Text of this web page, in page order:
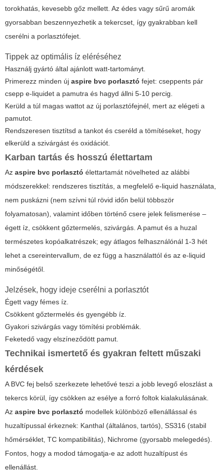
torokhatás, kevesebb gőz mellett. Az édes vagy sűrű aromák
gyorsabban beszennyezhetik a tekercset, így gyakrabban kell
cserélni a porlasztófejet.
Tippek az optimális íz eléréséhez
Használj gyártó által ajánlott watt-tartományt.
Primerezz minden új aspire bvc porlasztó fejet: cseppents pár
csepp e-liquidet a pamutra és hagyd állni 5-10 percig.
Kerüld a túl magas wattot az új porlasztófejnél, mert az elégeti a
pamutot.
Rendszeresen tisztítsd a tankot és cseréld a tömítéseket, hogy
elkerüld a szivárgást és oxidációt.
Karban tartás és hosszú élettartam
Az aspire bvc porlasztó élettartamát növelheted az alábbi
módszerekkel: rendszeres tisztítás, a megfelelő e-liquid használata,
nem puskázni (nem szívni túl rövid időn belül többször
folyamatosan), valamint időben történő csere jelek felismerése –
égett íz, csökkent gőztermelés, szivárgás. A pamut és a huzal
természetes kopóalkatrészek; egy átlagos felhasználónál 1-3 hét
lehet a csereintervallum, de ez függ a használattól és az e-liquid
minőségétől.
Jelzések, hogy ideje cserélni a porlasztót
Égett vagy fémes íz.
Csökkent gőztermelés és gyengébb íz.
Gyakori szivárgás vagy tömítési problémák.
Feketedő vagy elszíneződött pamut.
Technikai ismertető és gyakran feltett műszaki
kérdések
A BVC fej belső szerkezete lehetővé teszi a jobb levegő eloszlást a
tekercs körül, így csökken az esélye a forró foltok kialakulásának.
Az aspire bvc porlasztó modellek különböző ellenállással és
huzaltípussal érkeznek: Kanthal (általános, tartós), SS316 (stabil
hőmérséklet, TC kompatibilitás), Nichrome (gyorsabb melegedés).
Fontos, hogy a modod támogatja-e az adott huzaltípust és
ellenállást.